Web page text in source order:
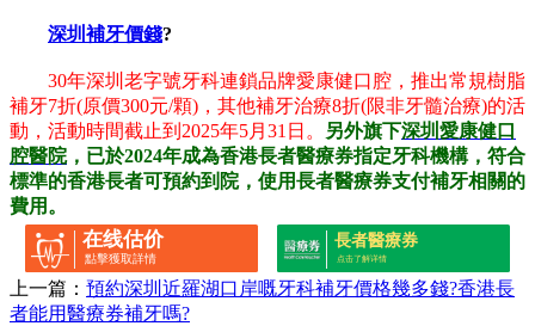
深圳補牙價錢?
30年深圳老字號牙科連鎖品牌愛康健口腔，推出常規樹脂
補牙7折(原價300元/顆)，其他補牙治療8折(限非牙髓治療)的活
動，活動時間截止到2025年5月31日。
另外旗下深圳愛康健口
腔醫院，已於2024年成為香港長者醫療券指定牙科機構，符合
標準的香港長者可預約到院，使用長者醫療券支付補牙相關的
費用。
在线估价
點擊獲取詳情
長者醫療券
点击了解详情
上一篇： 預約深圳近羅湖口岸嘅牙科補牙價格幾多錢?香港長
者能用醫療券補牙嗎?